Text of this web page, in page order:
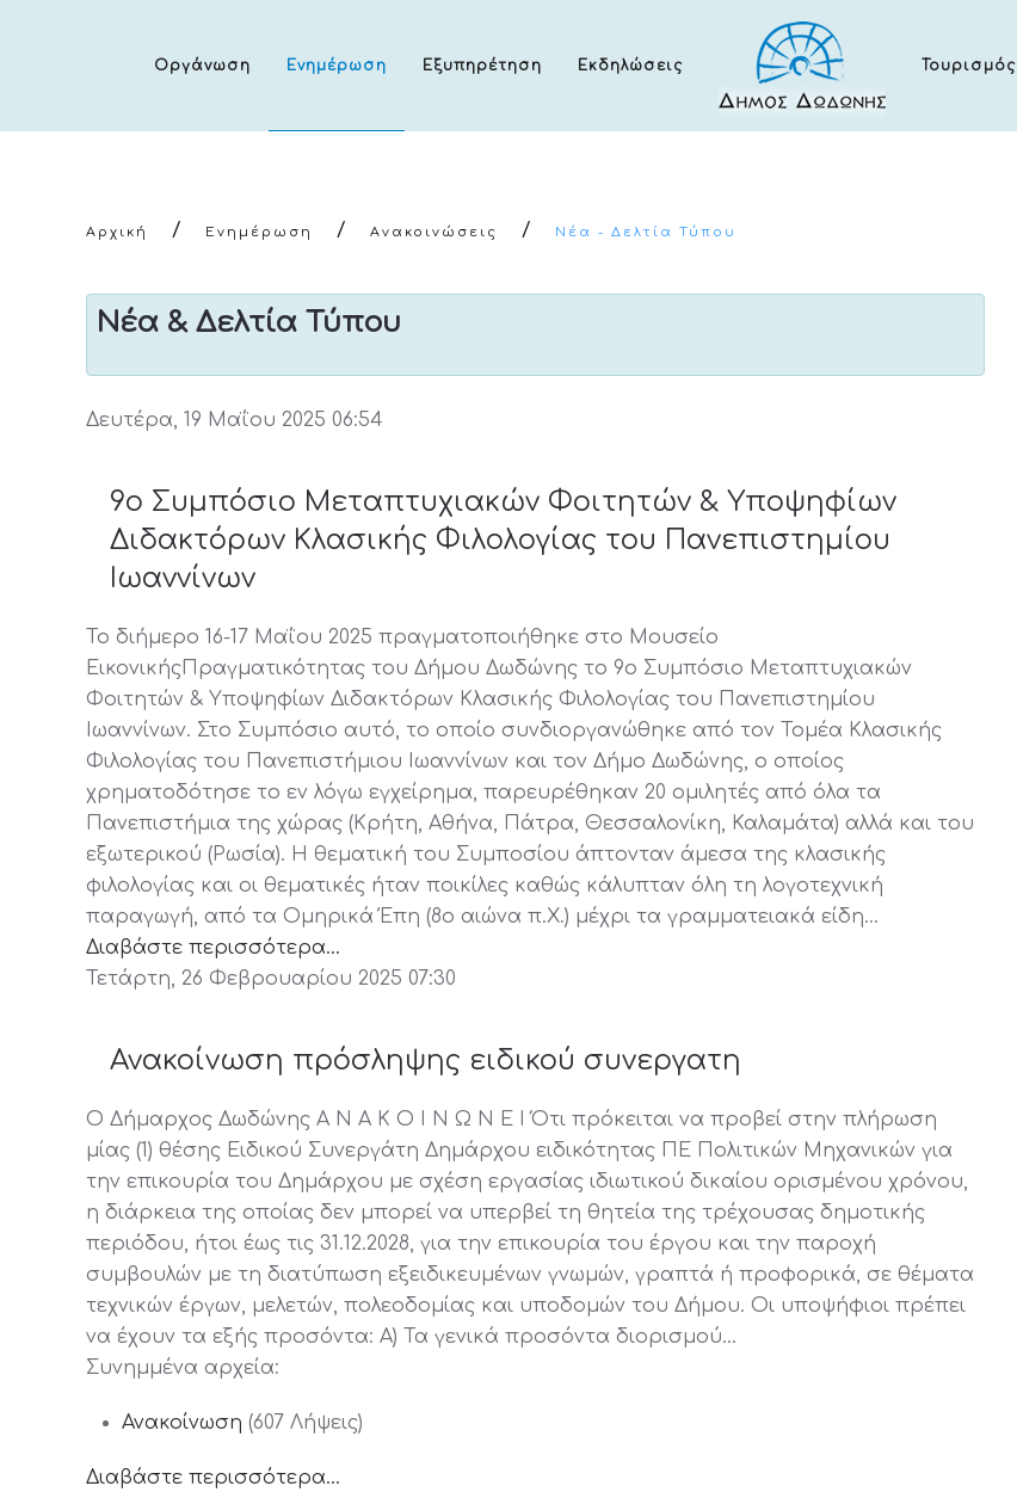
Οργάνωση Ενημέρωση Εξυπηρέτηση Εκδηλώσεις Τουρισμός
Αρχική Ενημέρωση Ανακοινώσεις Νέα - Δελτία Τύπου
Νέα & Δελτία Τύπου
Δευτέρα, 19 Μαΐου 2025 06:54
9ο Συμπόσιο Μεταπτυχιακών Φοιτητών & Υποψηφίων
Διδακτόρων Κλασικής Φιλολογίας του Πανεπιστημίου
Ιωαννίνων
Το διήμερο 16-17 Μαΐου 2025 πραγματοποιήθηκε στο Μουσείο
ΕικονικήςΠραγματικότητας του Δήμου Δωδώνης το 9ο Συμπόσιο Μεταπτυχιακών
Φοιτητών & Υποψηφίων Διδακτόρων Κλασικής Φιλολογίας του Πανεπιστημίου
Ιωαννίνων. Στο Συμπόσιο αυτό, το οποίο συνδιοργανώθηκε από τον Τομέα Κλασικής
Φιλολογίας του Πανεπιστήμιου Ιωαννίνων και τον Δήμο Δωδώνης, ο οποίος
χρηματοδότησε το εν λόγω εγχείρημα, παρευρέθηκαν 20 ομιλητές από όλα τα
Πανεπιστήμια της χώρας (Κρήτη, Αθήνα, Πάτρα, Θεσσαλονίκη, Καλαμάτα) αλλά και του
εξωτερικού (Ρωσία). Η θεματική του Συμποσίου άπτονταν άμεσα της κλασικής
φιλολογίας και οι θεματικές ήταν ποικίλες καθώς κάλυπταν όλη τη λογοτεχνική
παραγωγή, από τα Ομηρικά Έπη (8ο αιώνα π.Χ.) μέχρι τα γραμματειακά είδη…
Διαβάστε περισσότερα...
Τετάρτη, 26 Φεβρουαρίου 2025 07:30
Ανακοίνωση πρόσληψης ειδικού συνεργατη
Ο Δήμαρχος Δωδώνης Α Ν Α Κ Ο Ι Ν Ω Ν Ε Ι Ότι πρόκειται να προβεί στην πλήρωση
μίας (1) θέσης Ειδικού Συνεργάτη Δημάρχου ειδικότητας ΠΕ Πολιτικών Μηχανικών για
την επικουρία του Δημάρχου με σχέση εργασίας ιδιωτικού δικαίου ορισμένου χρόνου,
η διάρκεια της οποίας δεν μπορεί να υπερβεί τη θητεία της τρέχουσας δημοτικής
περιόδου, ήτοι έως τις 31.12.2028, για την επικουρία του έργου και την παροχή
συμβουλών με τη διατύπωση εξειδικευμένων γνωμών, γραπτά ή προφορικά, σε θέματα
τεχνικών έργων, μελετών, πολεοδομίας και υποδομών του Δήμου. Οι υποψήφιοι πρέπει
να έχουν τα εξής προσόντα: Α) Τα γενικά προσόντα διορισμού…
Συνημμένα αρχεία:
Ανακοίνωση (607 Λήψεις)
Διαβάστε περισσότερα...